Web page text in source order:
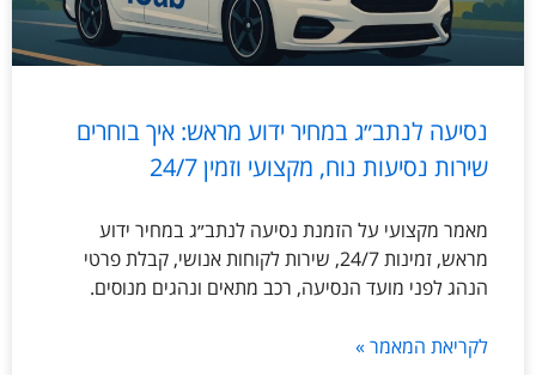
נסיעה לנתב״ג במחיר ידוע מראש: איך בוחרים
שירות נסיעות נוח, מקצועי וזמין 24/7
מאמר מקצועי על הזמנת נסיעה לנתב״ג במחיר ידוע
מראש, זמינות 24/7, שירות לקוחות אנושי, קבלת פרטי
הנהג לפני מועד הנסיעה, רכב מתאים ונהגים מנוסים.
לקריאת המאמר »